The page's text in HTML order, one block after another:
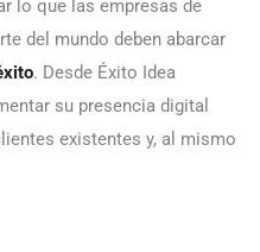
lo que las empresas de
del mundo deben abarcar
. Desde Éxito Idea
su presencia digital
existentes y, al mismo